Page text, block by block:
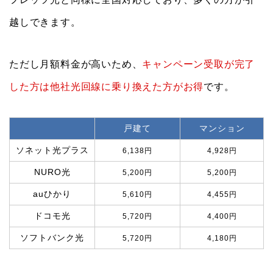
越しできます。
ただし月額料金が高いため、 キャンペーン受取が完了
した方は他社光回線に乗り換えた方がお得です。
戸建て マンション
ソネット光プラス 6,138円 4,928円
NURO光 5,200円 5,200円
auひかり 5,610円 4,455円
ドコモ光 5,720円 4,400円
ソフトバンク光 5,720円 4,180円